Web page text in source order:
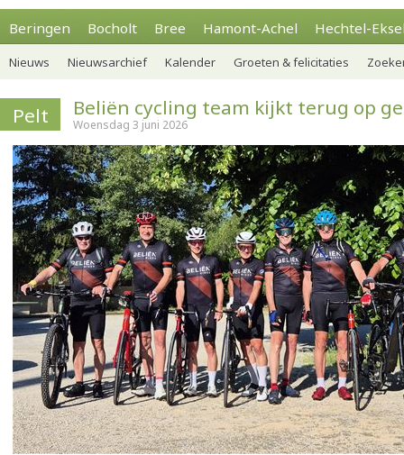
Beringen Bocholt Bree Hamont-Achel Hechtel-
Nieuws Nieuwsarchief Kalender Groeten & felicitaties
Pelt Beliën cycling team kijkt terug op
Woensdag 3 juni 2026